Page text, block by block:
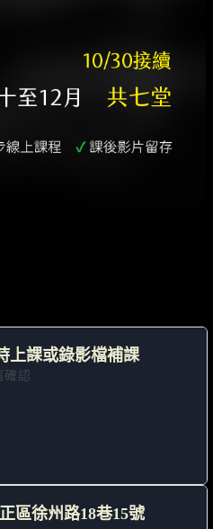
上課或錄影檔補課
確認
區徐州路18巷15號